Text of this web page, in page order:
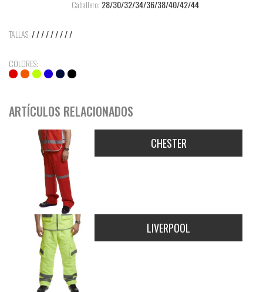
Caballero: 28/30/32/34/36/38/40/42/44
TALLAS:/ / / / / / / / /
COLORES:
ARTÍCULOS RELACIONADOS
CHESTER
LIVERPOOL